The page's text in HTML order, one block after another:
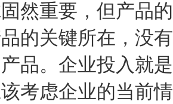
然重要，但产品
的关键所在，没
品。企业投入就
考虑企业的当前